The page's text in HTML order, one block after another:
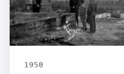
1950